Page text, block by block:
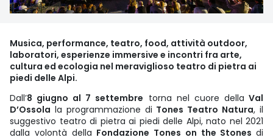
Musica, performance, teatro, food, attività outdoor,
laboratori, esperienze immersive e incontri fra arte,
cultura ed ecologia nel meraviglioso teatro di pietra ai
piedi delle Alpi.
Dall’8 giugno al 7 settembre torna nel cuore della Val
D’Ossola la programmazione di Tones Teatro Natura, il
suggestivo teatro di pietra ai piedi delle Alpi, nato nel 2021
dalla volontà della Fondazione Tones on the Stones di